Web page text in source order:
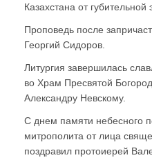
Казахстана от губительной
Проповедь после
Георгий Сидоров.
Литургия завершилась
во Храм Пресвятой
Александру Невскому.
С днем памяти небесного
митрополита от лица
поздравил протоиерей